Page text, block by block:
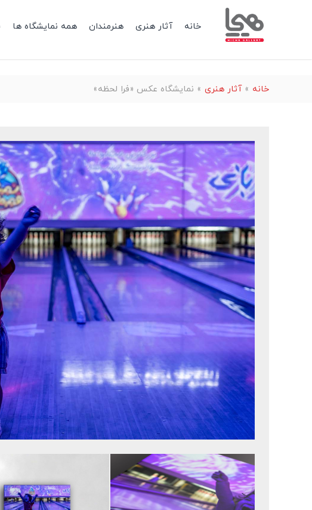
خانه آثار هنری هنرمندان همه نمایشگاه ها
خانه »آثار هنری » نمایشگاه عکس «فرا لحظه»